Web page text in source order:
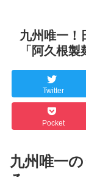
九州唯一！
「阿久根製
Twitter
Pocket
九州唯一